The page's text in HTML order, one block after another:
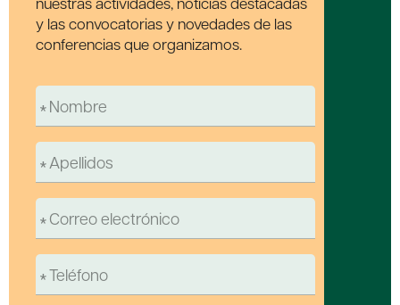
y las convocatorias y novedades de las
conferencias que organizamos.